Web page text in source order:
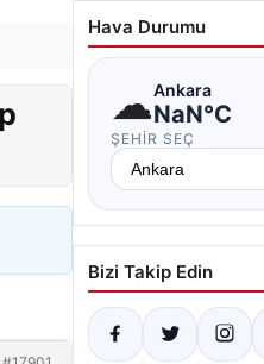
Hava Durumu
☁Ankara
NaN°C
ŞEHIR SEÇ
Bizi Takip Edin